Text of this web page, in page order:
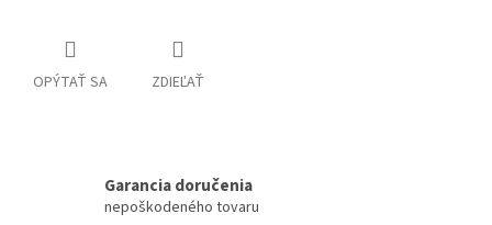
OPÝTAŤ SA ZDIEĽAŤ
Garancia doručenia
nepoškodeného tovaru